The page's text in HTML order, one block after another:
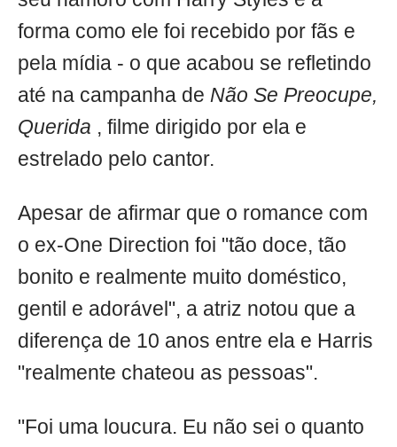
forma como ele foi recebido por fãs e
pela mídia - o que acabou se refletindo
até na campanha de Não Se Preocupe,
Querida , filme dirigido por ela e
estrelado pelo cantor.
Apesar de afirmar que o romance com
o ex-One Direction foi "tão doce, tão
bonito e realmente muito doméstico,
gentil e adorável", a atriz notou que a
diferença de 10 anos entre ela e Harris
"realmente chateou as pessoas".
"Foi uma loucura. Eu não sei o quanto